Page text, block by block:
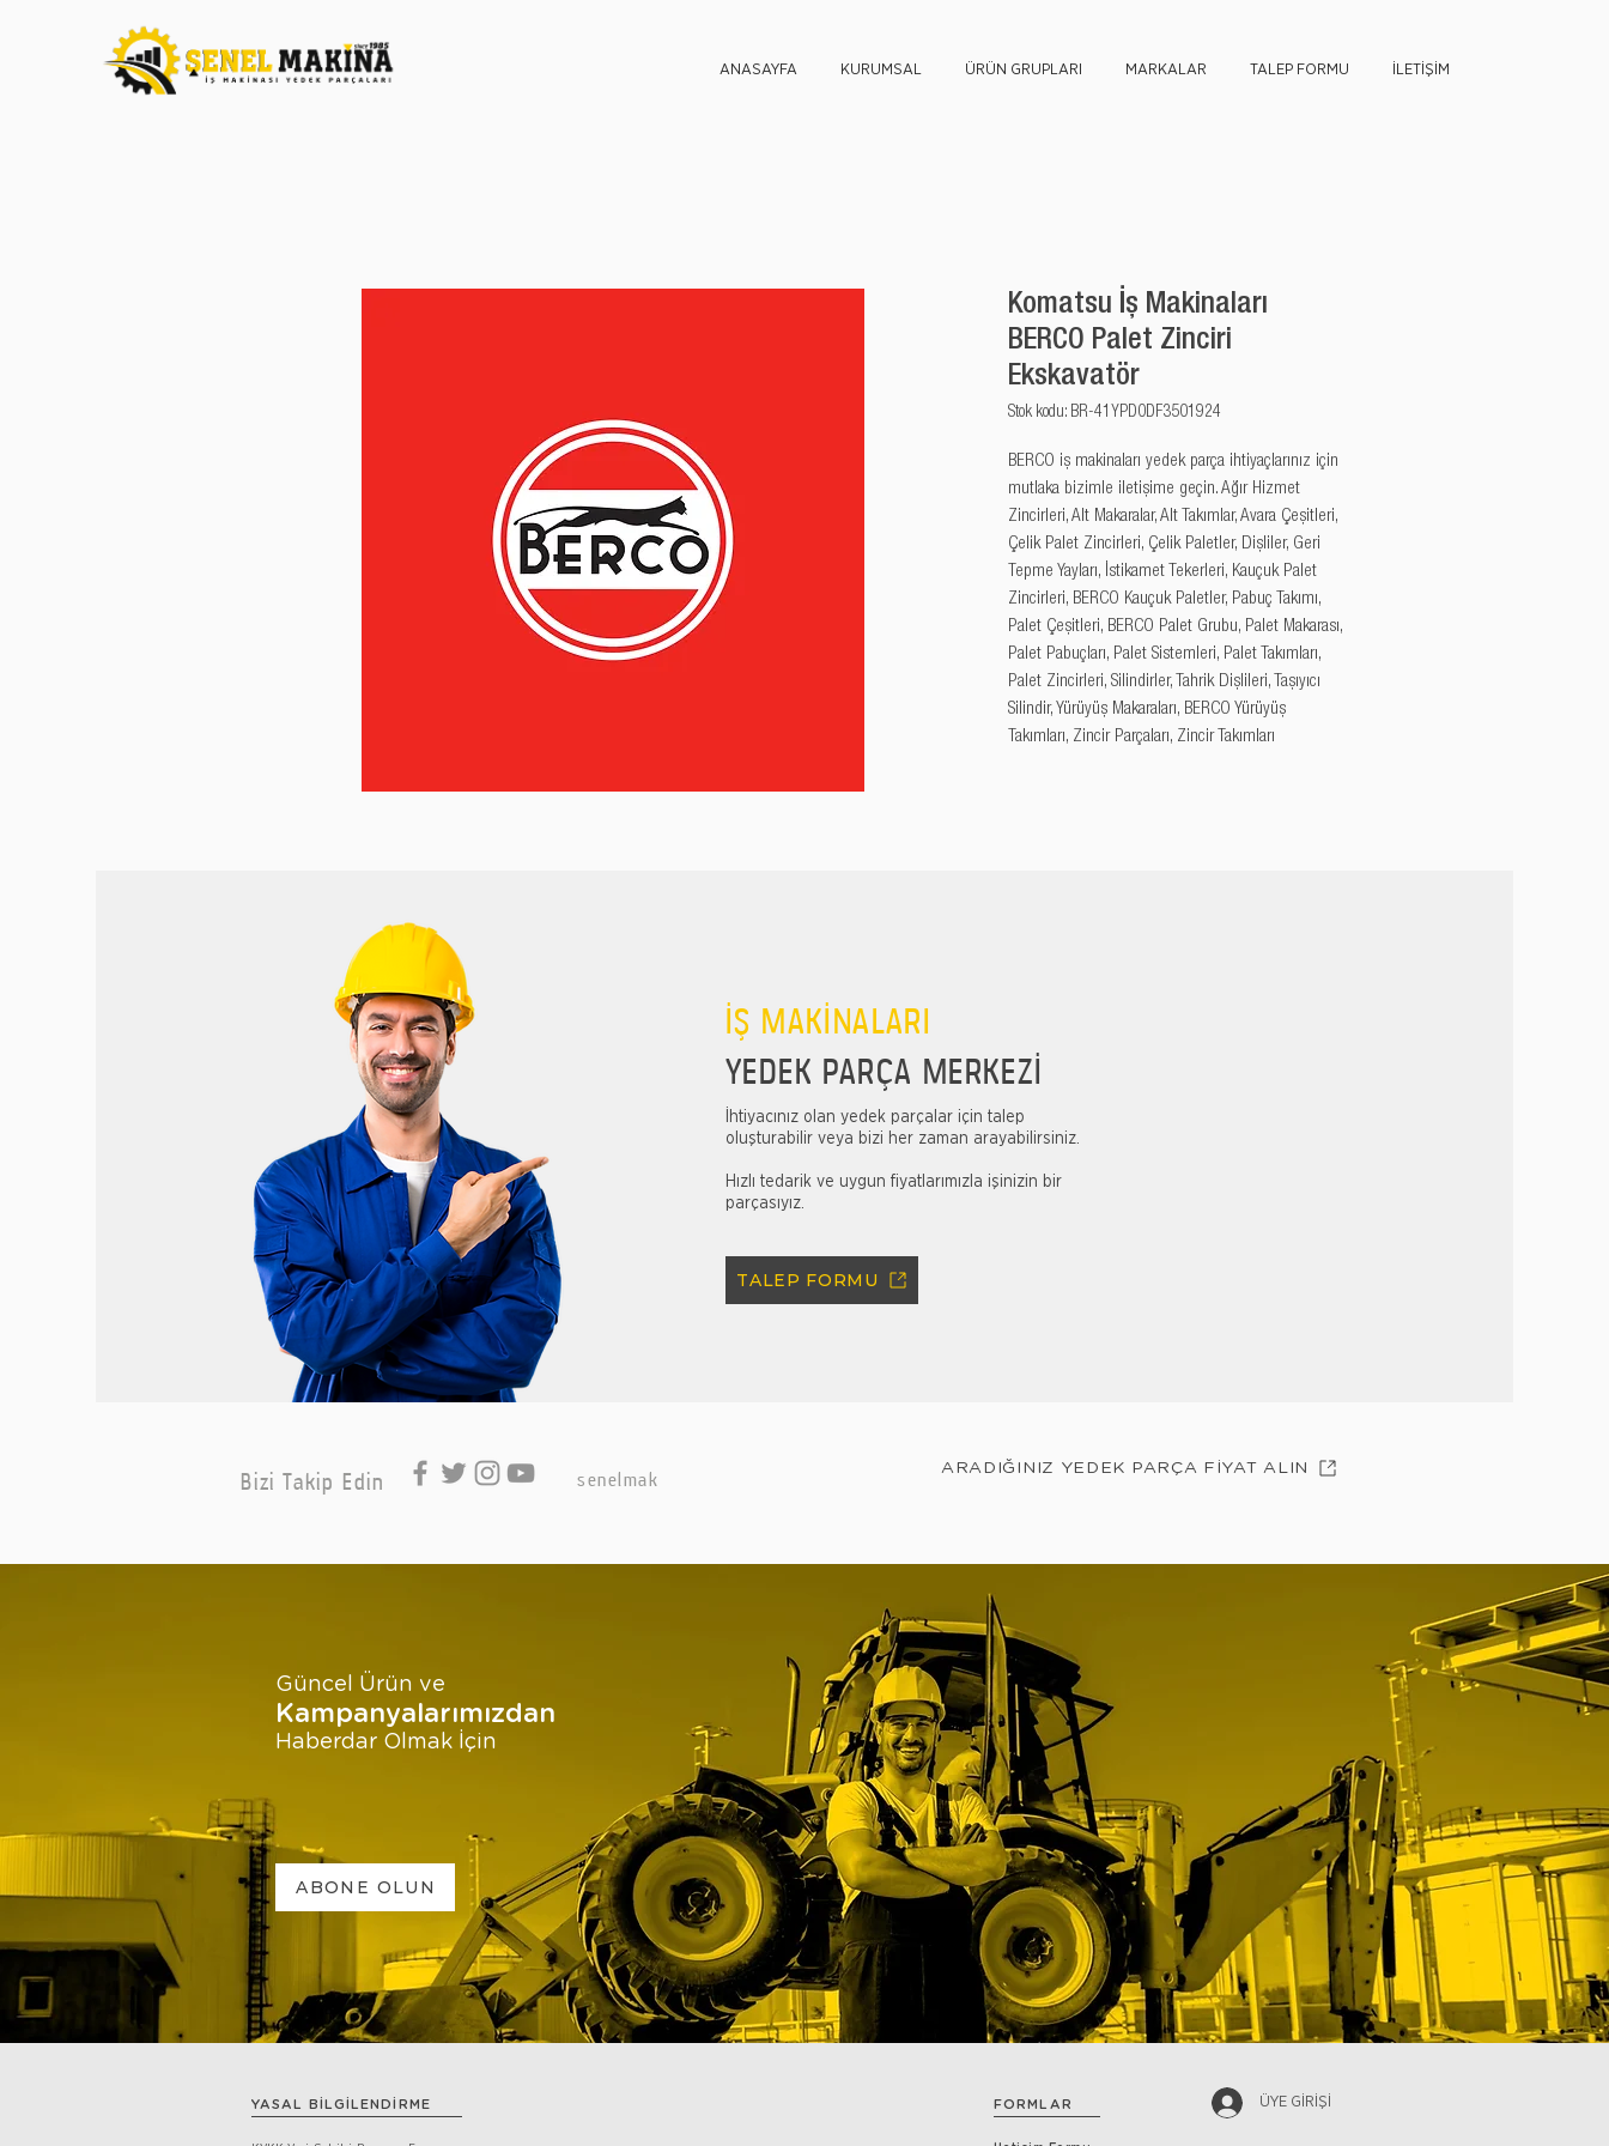
ANASAYFA KURUMSAL ÜRÜN GRUPLARI MARKALAR TALEP FORMU İLETİŞİM
Komatsu İş Makinaları
BERCO Palet Zinciri
Ekskavatör
Stok kodu: BR-41YPD0DF3501924
BERCO iş makinaları yedek parça ihtiyaçlarınız için
mutlaka bizimle iletişime geçin. Ağır Hizmet
Zincirleri, Alt Makaralar, Alt Takımlar, Avara Çeşitleri,
Çelik Palet Zincirleri, Çelik Paletler, Dişliler, Geri
Tepme Yayları, İstikamet Tekerleri, Kauçuk Palet
Zincirleri, BERCO Kauçuk Paletler, Pabuç Takımı,
Palet Çeşitleri, BERCO Palet Grubu, Palet Makarası,
Palet Pabuçları, Palet Sistemleri, Palet Takımları,
Palet Zincirleri, Silindirler, Tahrik Dişlileri, Taşıyıcı
Silindir, Yürüyüş Makaraları, BERCO Yürüyüş
Takımları, Zincir Parçaları, Zincir Takımları
İŞ MAKİNALARI
YEDEK PARÇA MERKEZİ
İhtiyacınız olan yedek parçalar için talep
oluşturabilir veya bizi her zaman arayabilirsiniz.
Hızlı tedarik ve uygun fiyatlarımızla işinizin bir
parçasıyız.
TALEP FORMU
Bizi Takip Edin senelmak ARADIĞINIZ YEDEK PARÇA FİYAT ALIN
YASAL BİLGİLENDİRME FORMLAR ÜYE GİRİŞİ
Güncel Ürün ve
Kampanyalarımızdan
Haberdar Olmak İçin
ABONE OLUN